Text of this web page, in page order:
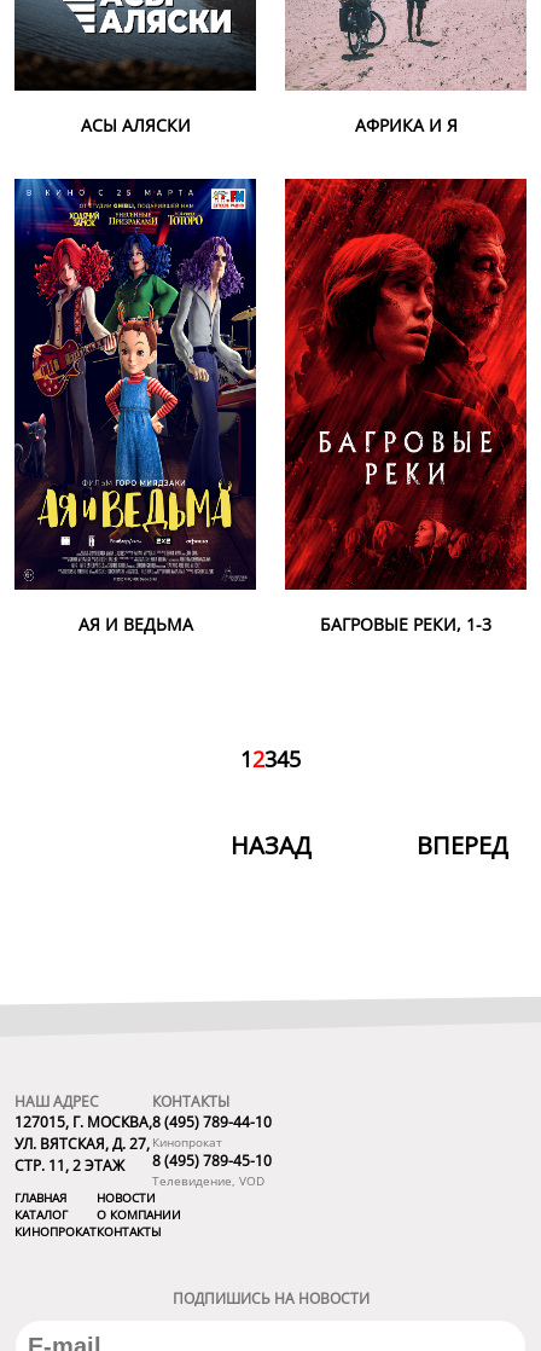
АСЫ АЛЯСКИ АФРИКА И Я
АЯ И ВЕДЬМА БАГРОВЫЕ РЕКИ, 1-3
12345
НАЗАД ВПЕРЕД
НАШ АДРЕС
127015, Г. МОСКВА,
УЛ. ВЯТСКАЯ, Д. 27,
СТР. 11, 2 ЭТАЖ
КОНТАКТЫ
8 (495) 789-44-10
Кинопрокат
8 (495) 789-45-10
Телевидение, VOD
ГЛАВНАЯ
КАТАЛОГ
КИНОПРОКАТ
НОВОСТИ
О КОМПАНИИ
КОНТАКТЫ
ПОДПИШИСЬ НА НОВОСТИ